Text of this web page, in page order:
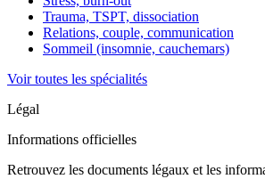
Trauma, TSPT, dissociation
Relations, couple, communication
Sommeil (insomnie, cauchemars)
Voir toutes les spécialités
Légal
Informations officielles
Retrouvez les documents légaux et les